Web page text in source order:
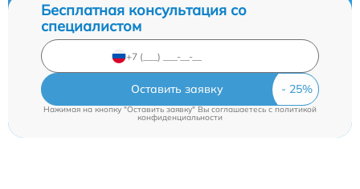
Бесплатная консультация со
специалистом
Оставить заявку
Нажимая на кнопку "Оставить заявку" Вы соглашаетесь c политикой
конфиденциальности